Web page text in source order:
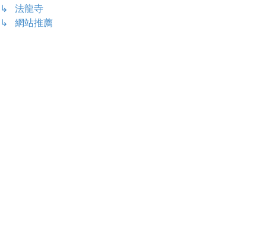
↳ 法龍寺
↳ 網站推薦